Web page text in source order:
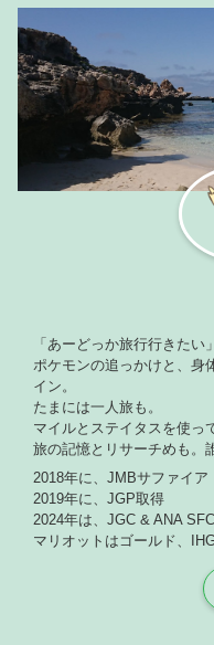
「あーどっか旅行行きたい
ポケモンの追っかけと、身
イン。
たまには一人旅も。
マイルとステイタスを使っ
旅の記憶とリサーチめも。
2018年に、JMBサファイア
2019年に、JGP取得
2024年は、JGC & ANA SFC
マリオットはゴールド、